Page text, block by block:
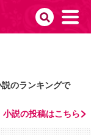
のランキングで
小説の投稿はこちら